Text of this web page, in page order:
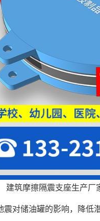
建筑摩擦隔震支座生产厂
震对储油罐的影响，降低